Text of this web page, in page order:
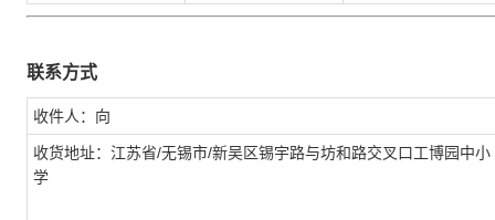
联系方式
收件人：向
收货地址：江苏省/无锡市/新吴区锡宇路与坊和路交叉口工博园中小
学